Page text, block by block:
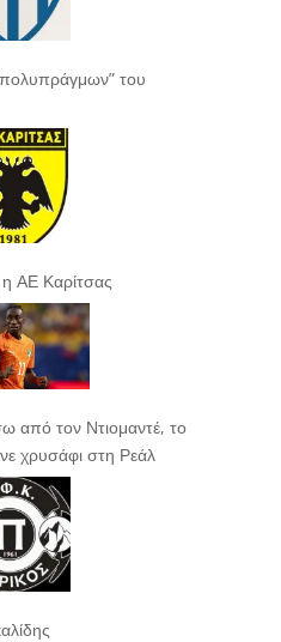
του
ΑΕ Καρίτσας
από τον Ντιομαντέ, το
χρυσάφι στη Ρεάλ